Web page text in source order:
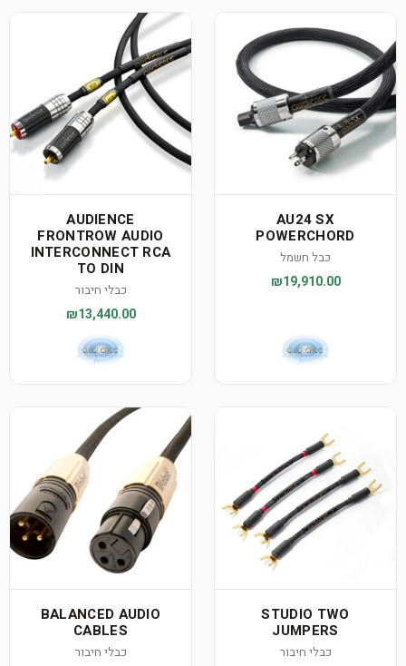
AU24 SX
POWERCHORD
כבל חשמל
₪19,910.00
AUDIENCE
FRONTROW AUDIO
INTERCONNECT RCA
TO DIN
כבלי חיבור
₪13,440.00
STUDIO TWO
JUMPERS
כבלי חיבור
BALANCED AUDIO
CABLES
כבלי חיבור